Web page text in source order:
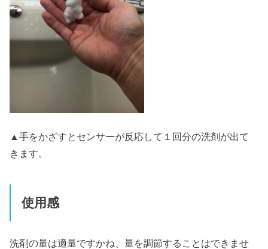
▲手をかざすとセンサーが反応して１回分の洗剤が出て
きます。
使用感
洗剤の量は適量ですかね、量を調節することはできませ